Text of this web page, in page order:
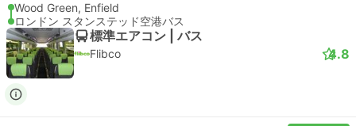
リバプールストリート駅, ロンドン
London Stansted Airport
スタンダード | 列車
Stansted Express